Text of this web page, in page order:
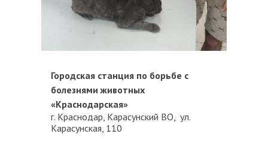
Городская станция по борьбе с
болезнями животных
«Краснодарская»
г. Краснодар, Карасунский ВО, ул.
Карасунская, 110